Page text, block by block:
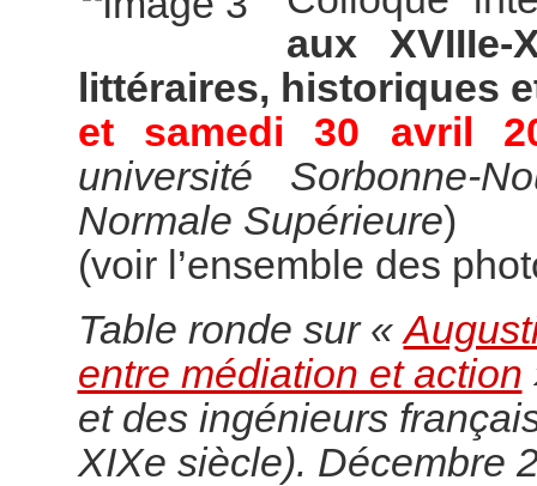
aux
littéraires, historiques
et samedi 30 avril
université
Normale Supérieure)
(voir l’ensemble des
Table ronde sur «
entre médiation et action
et des ingénieurs
XIXe siècle). Décembre